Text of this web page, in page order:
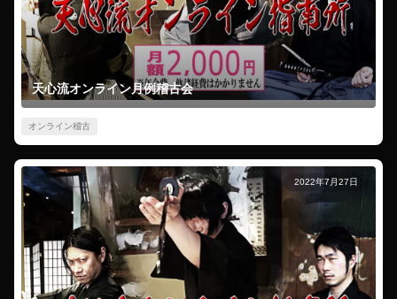
オンライン稽古
天心流オンライン月例稽古会
2022年7月27日